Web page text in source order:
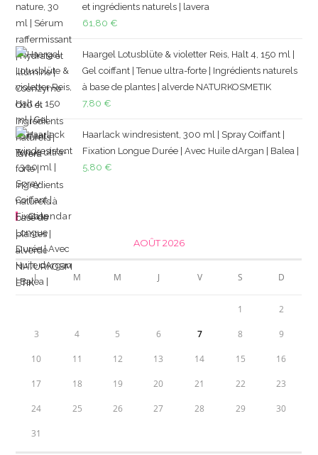
et ingrédients naturels | lavera
61,80 €
Haargel Lotusblüte & violetter Reis, Halt 4, 150 ml |
Gel coiffant | Tenue ultra-forte | Ingrédients naturels
à base de plantes | alverde NATURKOSMETIK
7,80 €
Haarlack windresistent, 300 ml | Spray Coiffant |
Fixation Longue Durée | Avec Huile dArgan | Balea |
5,80 €
Calendar
AOÛT 2026
L M M J V S D
1 2
3 4 5 6 7 8 9
10 11 12 13 14 15 16
17 18 19 20 21 22 23
24 25 26 27 28 29 30
31